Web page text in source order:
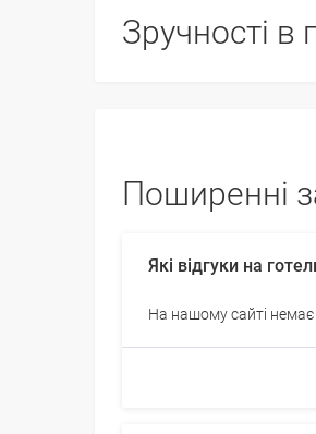
Зручності в
Поширенні
Які відгуки на
На нашому сайті немає